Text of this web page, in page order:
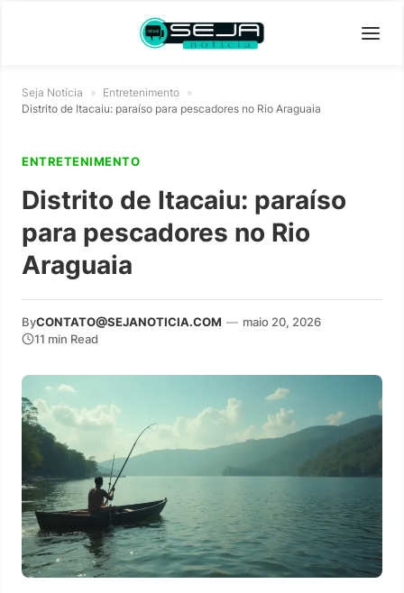
Seja Notícia » Entretenimento »
Distrito de Itacaiu: paraíso para pescadores no Rio Araguaia
ENTRETENIMENTO
Distrito de Itacaiu: paraíso
para pescadores no Rio
Araguaia
ByCONTATO@SEJANOTICIA.COM — maio 20, 2026
11 min Read